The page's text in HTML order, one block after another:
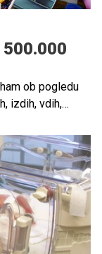
500.000
ob pogledu
izdih, vdih,
pultu, pribor
...